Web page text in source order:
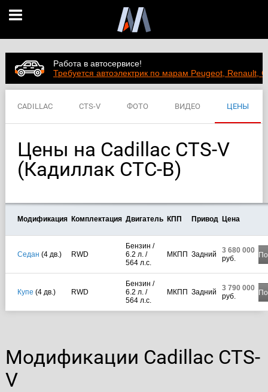
Работа в автосервисе!
Требуется автоэлектрик по марам Peugeot, Renault,
CADILLAC CTS-V ФОТО ВИДЕО ЦЕНЫ
Цены на Cadillac CTS-V
(Кадиллак СТС-В)
Модификация Комплектация Двигатель КПП Привод Цена
Седан (4 дв.) RWD
Бензин /
6.2 л. /
564 л.с.
МКПП Задний
3 680 000
руб.
Купе (4 дв.) RWD
Бензин /
6.2 л. /
564 л.с.
МКПП Задний
3 790 000
руб.
Модификации Cadillac CTS-
V